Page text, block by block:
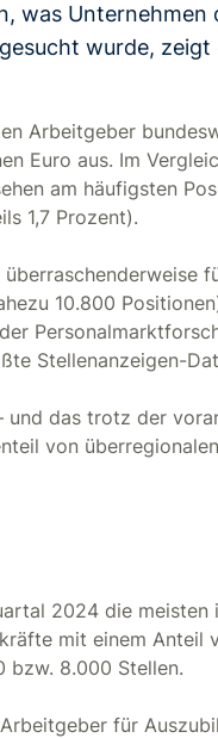
was Unternehmen
wurde, zeigt
Arbeitgeber
Euro aus. Im
am häufigsten
1,7 Prozent).
10.800
Stellenanzeigen-
das trotz der
von
2024 die
mit einem Anteil
bzw. 8.000 Stellen.
für